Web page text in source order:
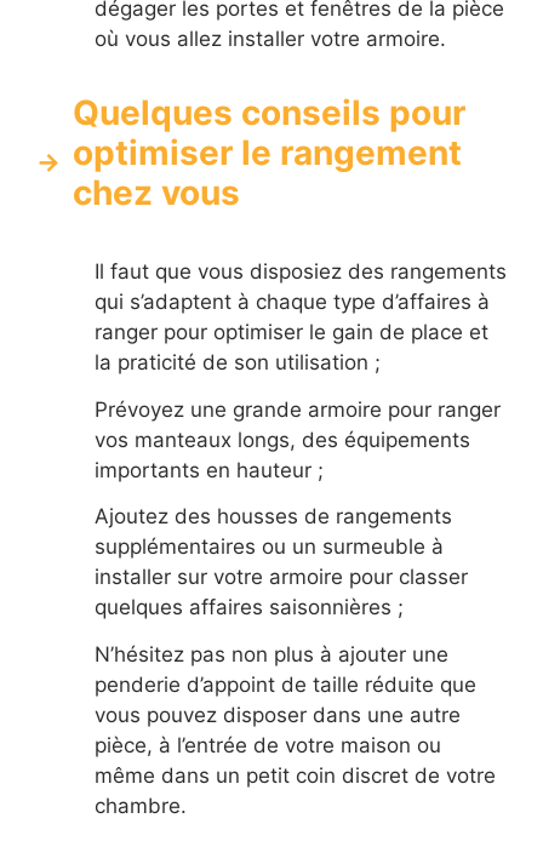
dégager les portes et fenêtres de la pièce
où vous allez installer votre armoire.
Quelques conseils pour
optimiser le rangement
chez vous
Il faut que vous disposiez des rangements
qui s’adaptent à chaque type d’affaires à
ranger pour optimiser le gain de place et
la praticité de son utilisation ;
Prévoyez une grande armoire pour ranger
vos manteaux longs, des équipements
importants en hauteur ;
Ajoutez des housses de rangements
supplémentaires ou un surmeuble à
installer sur votre armoire pour classer
quelques affaires saisonnières ;
N’hésitez pas non plus à ajouter une
penderie d’appoint de taille réduite que
vous pouvez disposer dans une autre
pièce, à l’entrée de votre maison ou
même dans un petit coin discret de votre
chambre.